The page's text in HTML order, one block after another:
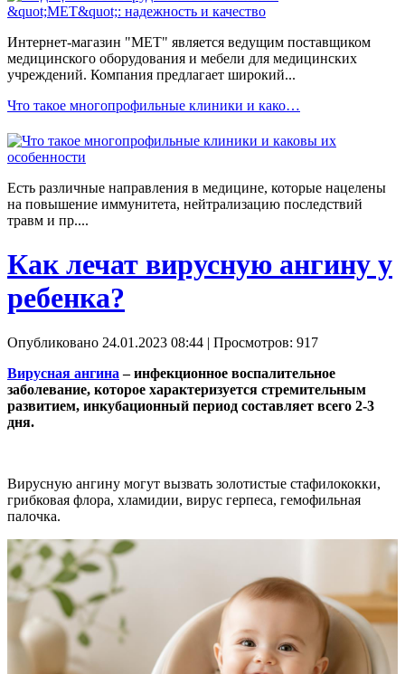
Интернет-магазин "МЕТ" является ведущим поставщиком
медицинского оборудования и мебели для медицинских
учреждений. Компания предлагает широкий...
Что такое многопрофильные клиники и како…
Есть различные направления в медицине, которые нацелены
на повышение иммунитета, нейтрализацию последствий
травм и пр....
Как лечат вирусную ангину у
ребенка?
Опубликовано 24.01.2023 08:44 | Просмотров: 917
Вирусная ангина – инфекционное воспалительное
заболевание, которое характеризуется стремительным
развитием, инкубационный период составляет всего 2-3
дня.
Вирусную ангину могут вызвать золотистые стафилококки,
грибковая флора, хламидии, вирус герпеса, гемофильная
палочка.